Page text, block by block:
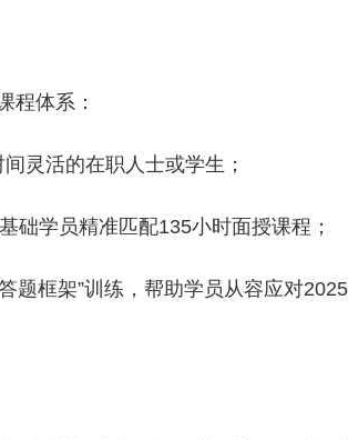
程体系：
灵活的在职人士或学生；
础学员精准匹配135小时面授课程；
题框架”训练，帮助学员从容应对